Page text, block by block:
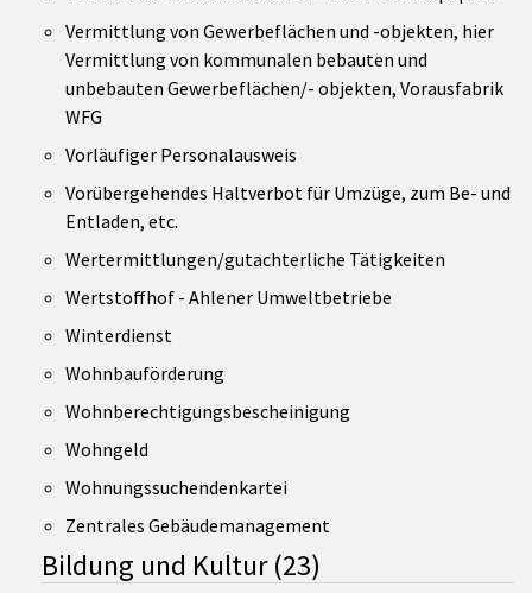
Vermittlung von Gewerbeflächen und -objekten, hier
Vermittlung von kommunalen bebauten und
unbebauten Gewerbeflächen/- objekten, Vorausfabrik
WFG
Vorläufiger Personalausweis
Vorübergehendes Haltverbot für Umzüge, zum Be- und
Entladen, etc.
Wertermittlungen/gutachterliche Tätigkeiten
Wertstoffhof - Ahlener Umweltbetriebe
Winterdienst
Wohnbauförderung
Wohnberechtigungsbescheinigung
Wohngeld
Wohnungssuchendenkartei
Zentrales Gebäudemanagement
Bildung und Kultur (23)